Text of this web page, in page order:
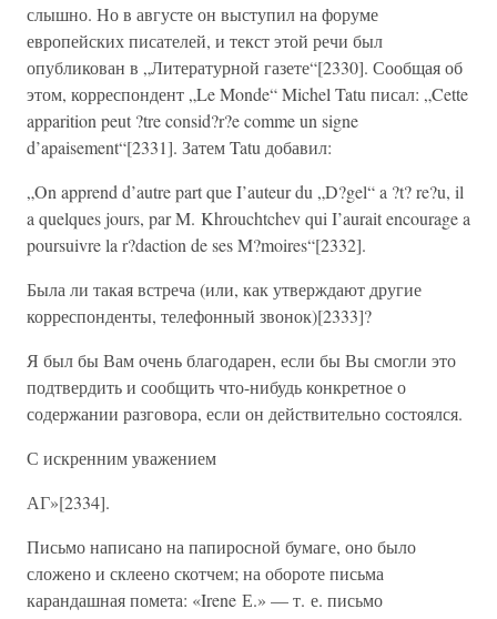
слышно. Но в августе он выступил на форуме
европейских писателей, и текст этой речи был
опубликован в „Литературной газете“[2330]. Сообщая об
этом, корреспондент „Le Monde“ Michel Tatu писал: „Cette
apparition peut ?tre consid?r?e comme un signe
d’apaisement“[2331]. Затем Tatu добавил:
„On apprend d’autre part que I’auteur du „D?gel“ a ?t? re?u, il
a quelques jours, par M. Khrouchtchev qui I’aurait encourage a
poursuivre la r?daction de ses M?moires“[2332].
Была ли такая встреча (или, как утверждают другие
корреспонденты, телефонный звонок)[2333]?
Я был бы Вам очень благодарен, если бы Вы смогли это
подтвердить и сообщить что-нибудь конкретное о
содержании разговора, если он действительно состоялся.
С искренним уважением
АГ»[2334].
Письмо написано на папиросной бумаге, оно было
сложено и склеено скотчем; на обороте письма
карандашная помета: «Irene Е.» — т. е. письмо